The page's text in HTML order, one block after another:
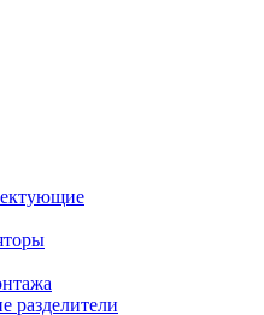
разделители